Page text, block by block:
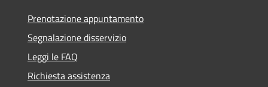
Prenotazione appuntamento
Segnalazione disservizio
Leggi le FAQ
Richiesta assistenza